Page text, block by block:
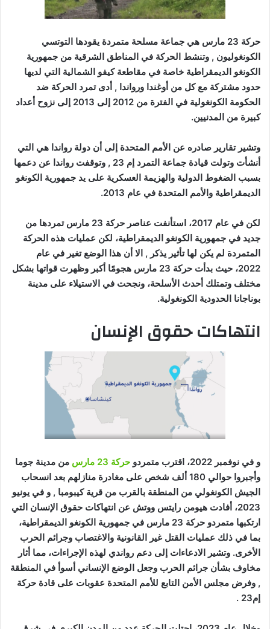
حركة 23 مارس هي جماعة مسلحة متمردة يقودها التوتسي
الكونغوليون , وتنشط الحركة في المناطق الشرقية من جمهورية
الكونغو الديمقراطية خاصة في مقاطعة كيفو الشمالية التي لديها
حدود مشتركة مع كل من أوغندا ورواندا , أدى تمرد الحركة ضد
الحكومة الكونغولية في الفترة من 2012 إلى 2013 إلى نزوح أعداد
كبيرة من المدنيين.
وتشير تقارير صادره عن الأمم المتحدة إلى أن دولة رواندا هي التي
أنشأت وتولت قيادة جماعة التمرد إم 23 , وتوقفت رواندا عن دعمها
بسبب الضغوط الدولية والهزيمة العسكرية على يد جمهورية الكونغو
الديمقراطية والأمم المتحدة في عام 2013.
لكن في عام 2017، استأنفت عناصر حركة 23 مارس تمردها من
جديد في جمهورية الكونغو الديمقراطية، لكن عمليات هذه الحركة
المتمردة لم يكن لها تأثير يذكر , الا أن هذا الوضع تغير في عام
2022، حيث بدأت حركة 23 مارس هجومًا أكبر وظهرت قواتها بشكل
مختلف وتمتلك أحدث الأسلحة، ونجحت في الاستيلاء على مدينة
بوناجانا الحدودية الكونغولية.
انتهاكات حقوق الإنسان
و في نوفمبر 2022، اقترب متمردو حركة 23 مارس
من مدينة جوما
وأجبروا حوالي 180 ألف شخص على مغادرة منازلهم بعد انسحاب
الجيش الكونغولي من المنطقة بالقرب من قرية كيبومبا , و في يونيو
2023، أفادت هيومن رايتس ووتش عن انتهاكات حقوق الإنسان التي
ارتكبها متمردو حركة 23 مارس في جمهورية الكونغو الديمقراطية،
بما في ذلك عمليات القتل غير القانونية والاغتصاب وجرائم الحرب
الأخرى. وتشير الادعاءات إلى دعم رواندي لهذه الإجراءات، مما أثار
مخاوف بشأن جرائم الحرب وجعل الوضع الإنساني أسوأ في المنطقة
, وفرض مجلس الأمن التابع للأمم المتحدة عقوبات على قادة حركة
إم23 .